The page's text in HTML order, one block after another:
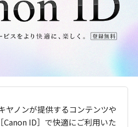
ヤノンが提供するコンテンツや
Canon ID］で快適にご利用いた